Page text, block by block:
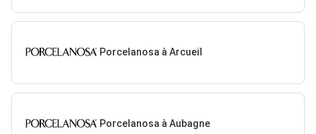
Porcelanosa à Arcueil
Porcelanosa à Aubagne